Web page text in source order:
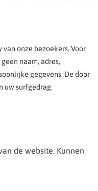
onze bezoekers. Voor
naam, adres,
gegevens. De door
uw surfgedrag.
de website. Kunnen